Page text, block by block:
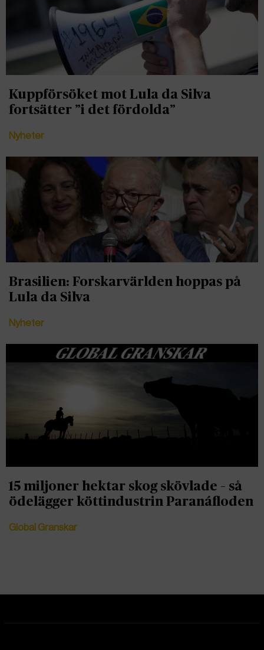
Kuppförsöket mot Lula da Silva
fortsätter ”i det fördolda”
Nyheter
Brasilien: Forskarvärlden hoppas på
Lula da Silva
Nyheter
15 miljoner hektar skog skövlade – så
ödelägger köttindustrin Paranáfloden
Global Granskar